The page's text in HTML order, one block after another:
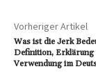
Vorheriger Artikel
Was ist die Jerk
Definition, Erklärung
Verwendung im